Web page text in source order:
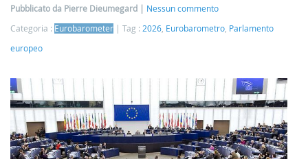
Pubblicato da Pierre Dieumegard
Nessun commento
Categoria : Eurobarometer Tag : 2026 Eurobarometro Parlamento
europeo